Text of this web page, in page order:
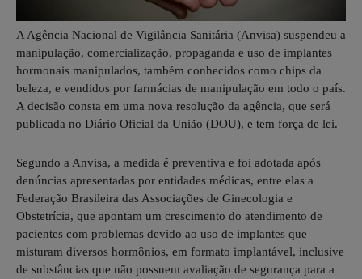
A Agência Nacional de Vigilância Sanitária (Anvisa) suspendeu a
manipulação, comercialização, propaganda e uso de implantes
hormonais manipulados, também conhecidos como chips da
beleza, e vendidos por farmácias de manipulação em todo o país.
A decisão consta em uma nova resolução da agência, que será
publicada no Diário Oficial da União (DOU), e tem força de lei.
Segundo a Anvisa, a medida é preventiva e foi adotada após
denúncias apresentadas por entidades médicas, entre elas a
Federação Brasileira das Associações de Ginecologia e
Obstetrícia, que apontam um crescimento do atendimento de
pacientes com problemas devido ao uso de implantes que
misturam diversos hormônios, em formato implantável, inclusive
de substâncias que não possuem avaliação de segurança para a